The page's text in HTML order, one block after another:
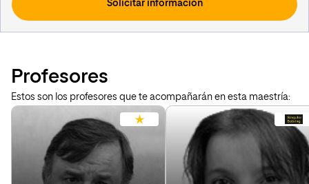
reconocidos en los artículos 15 a 22 del Reglamento (UE) 2016/679, mediante solicitud
dirección de correo electrónicolopd@kschool.com, identificándose debidamente. Si
Profesores
Estos son los profesores que te acompañarán en esta maestría: